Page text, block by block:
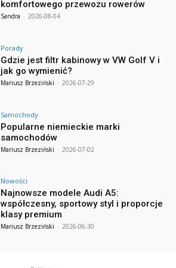
komfortowego przewozu rowerów
Sandra - 2026-08-04
Porady
Gdzie jest filtr kabinowy w VW Golf V i
jak go wymienić?
Mariusz Brzeziński - 2026-07-29
Samochody
Popularne niemieckie marki
samochodów
Mariusz Brzeziński - 2026-07-02
Nowości
Najnowsze modele Audi A5:
współczesny, sportowy styl i proporcje
klasy premium
Mariusz Brzeziński - 2026-06-30